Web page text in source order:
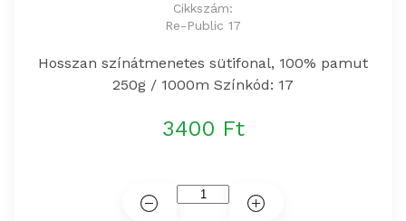
Cikkszám:
Re-Public 17
Hosszan színátmenetes sütifonal, 100% pamut
250g / 1000m Színkód: 17
3400 Ft